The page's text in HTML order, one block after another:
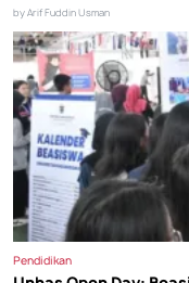
by Arif Fuddin Usman
Pendidikan